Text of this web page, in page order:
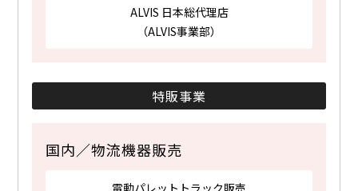
ALVIS 日本総代理店
（ALVIS事業部）
特販事業
国内／物流機器販売
電動パレットトラック販売